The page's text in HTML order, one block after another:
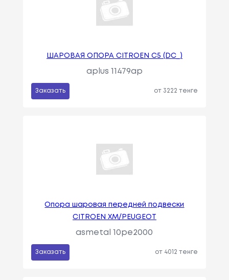
ШАРОВАЯ ОПОРА CITROEN C5 (DC_)
aplus 11479ap
Заказать от 3222 тенге
Опора шаровая передней подвески
CITROEN XM/PEUGEOT
asmetal 10pe2000
Заказать от 4012 тенге